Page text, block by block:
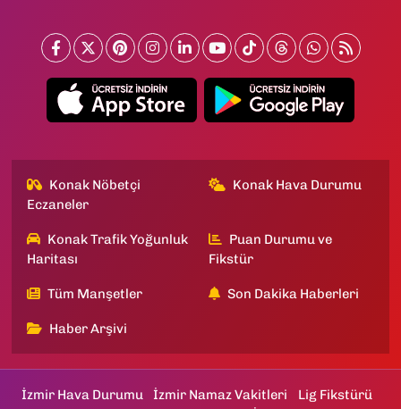
Konak Nöbetçi
Eczaneler
Konak Hava Durumu
Konak Trafik Yoğunluk
Haritası
Puan Durumu ve
Fikstür
Tüm Manşetler Son Dakika Haberleri
Haber Arşivi
İzmir Hava Durumu İzmir Namaz Vakitleri
Lig Fikstürü